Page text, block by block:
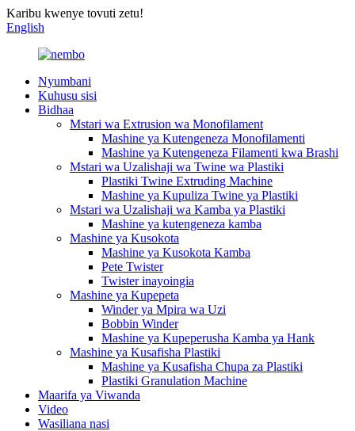
Karibu kwenye tovuti zetu!
English
Nyumbani
Kuhusu sisi
Bidhaa
Mstari wa Extrusion wa Monofilament
Mashine ya Kutengeneza Monofilamenti
Mashine ya Kutengeneza Filamenti kwa Brashi
Mstari wa Uzalishaji wa Twine wa Plastiki
Plastiki Twine Extruding Machine
Mashine ya Kupuliza Twine ya Plastiki
Mstari wa Uzalishaji wa Kamba ya Plastiki
Mashine ya kutengeneza kamba
Mashine ya Kusokota
Mashine ya Kusokota Kamba
Pete Twister
Twister inayoingia
Mashine ya Kupepeta
Winder ya Mpira wa Uzi
Bobbin Winder
Mashine ya Kupeperusha Kamba ya Hank
Mashine ya Kusafisha Plastiki
Mashine ya Kusafisha Chupa za Plastiki
Plastiki Granulation Machine
Maarifa ya Viwanda
Video
Wasiliana nasi